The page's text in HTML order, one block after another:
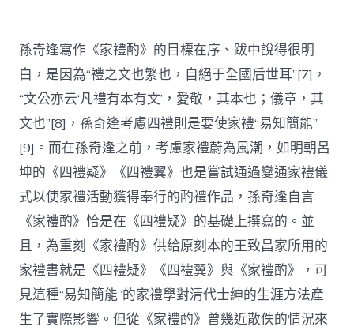
孫奇逢寫作《家禮酌》的目標在序、跋中說得很明
白，是因為“禮之文也繁也，自絕于全國后世耳”[7]，
“文公亦云‘凡禮有本有文’，愛敬，其本也；儀章，其
文也”[8]，孫奇逢考慮四禮則是要使家禮“易知簡能”
[9]。而在孫奇逢之前，考慮家禮蔚為風潮，如明朝呂
坤的《四禮疑》《四禮翼》也是嘗試通過變通家禮儀
式以使家禮活動獲得奉行的酌禮作品，孫奇逢自言
《家禮酌》恰是在《四禮疑》的基礎上撰寫的。並
且，為重刻《家禮酌》供給原刻本的王致昌家所用的
家禮書就是《四禮疑》《四禮翼》與《家禮酌》，可
見這種“易知簡能”的家禮學對清代士紳的生涯方法產
生了實際影響。但從《家禮酌》曾幾近散佚的情況來